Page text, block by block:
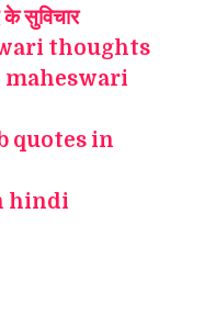
सुविचार
thoughts
maheswari
quotes in
hindi